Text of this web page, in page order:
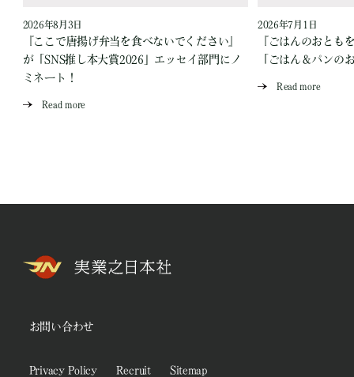
2026年8月3日
『ここで唐揚げ弁当を食べないでください』
が「SNS推し本大賞2026」エッセイ部門にノ
ミネート！
Read more
2026年7月1日
『ごはんのおとも
「ごはん＆パンの
Read more
お問い合わせ
Privacy Policy Recruit Sitemap